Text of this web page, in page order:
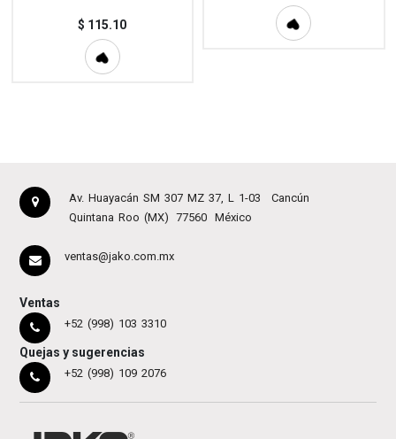
$ 115.10
Av. Huayacán SM 307 MZ 37, L 1-03
Cancún
Quintana Roo (MX)
77560 México
ventas@jako.com.mx
Ventas
+52 (998) 103 3310
Quejas y sugerencias
+52 (998) 109 2076